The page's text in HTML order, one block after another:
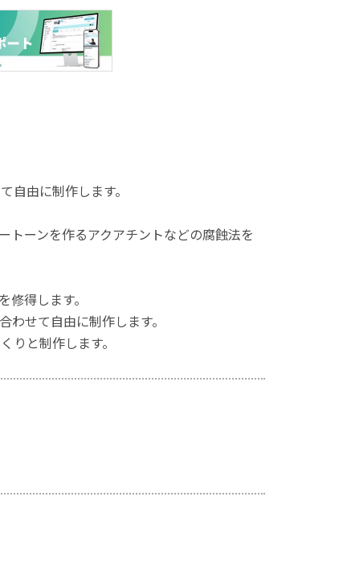
自由に制作します。
トーンを作るアクアチントなどの腐蝕法を
得します。
せて自由に制作します。
りと制作します。